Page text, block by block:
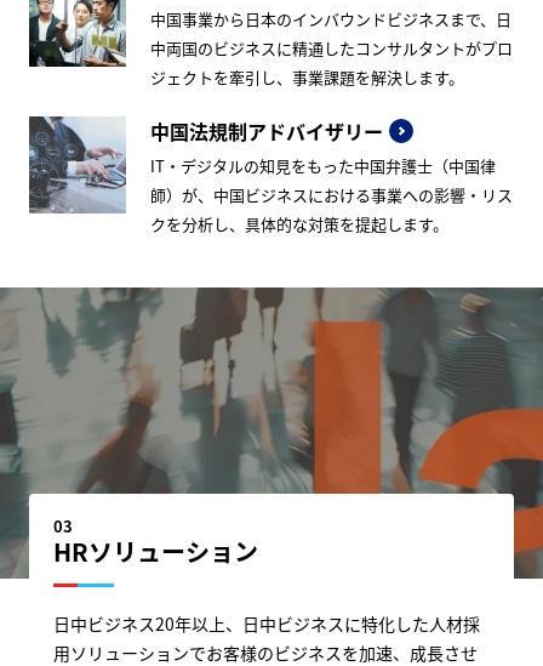
中国事業から日本のインバウンドビジネスまで、日
中両国のビジネスに精通したコンサルタントがプロ
ジェクトを牽引し、事業課題を解決します。
中国法規制アドバイザリー
IT・デジタルの知見をもった中国弁護士（中国律
師）が、中国ビジネスにおける事業への影響・リス
クを分析し、具体的な対策を提起します。
03
HRソリューション
日中ビジネス20年以上、日中ビジネスに特化した人材採
用ソリューションでお客様のビジネスを加速、成長させ